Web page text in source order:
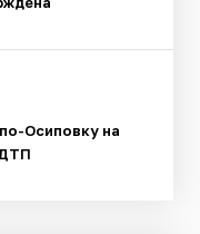
Осиповку на